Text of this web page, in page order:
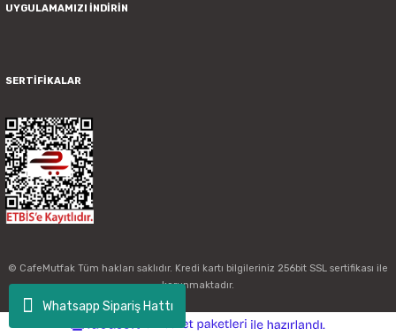
Whatsapp Sipariş Hattı
UYGULAMAMIZI İNDİRİN
SERTİFİKALAR
© CafeMutfak Tüm hakları saklıdır. Kredi kartı bilgileriniz 256bit SSL sertifikası ile
korunmaktadır.
e-